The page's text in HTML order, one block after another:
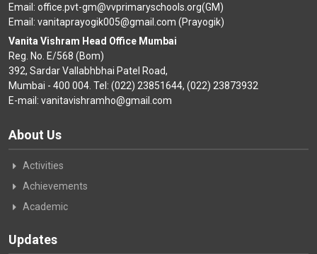
Email: office.pvt-gm@vvprimaryschools.org(GM)
Email: vanitaprayogik005@gmail.com (Prayogik)
Vanita Vishram Head Office Mumbai
Reg. No. E/568 (Bom)
392, Sardar Vallabhbhai Patel Road,
Mumbai - 400 004. Tel: (022) 23851644, (022) 23873932
E-mail: vanitavishramho@gmail.com
About Us
Activities
Achievements
Academic
Updates